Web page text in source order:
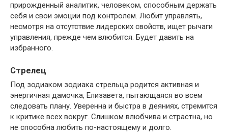
прирожденный аналитик, человеком, способным держать
себя и свои эмоции под контролем. Любит управлять,
несмотря на отсутствие лидерских свойств, ищет рычаги
управления, прежде чем влюбится. Будет давить на
избранного.
Стрелец
Под зодиаком зодиака стрельца родится активная и
энергичная дамочка, Елизавета, пытающаяся во всем
следовать плану. Уверенна и быстра в деяниях, стремится
к критике всех вокруг. Слишком влюбчива и страстна, но
не способна любить по-настоящему и долго.